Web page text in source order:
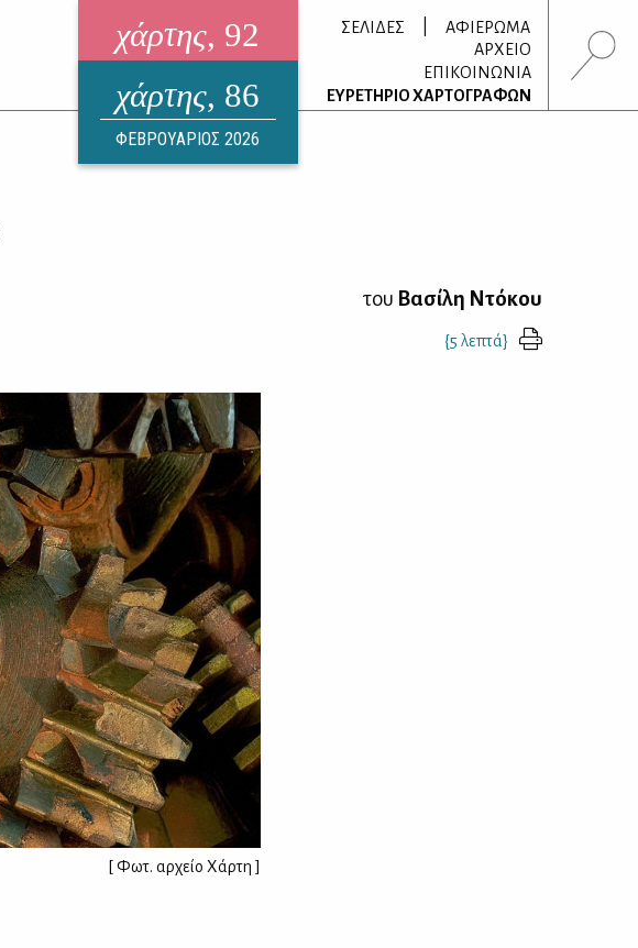
χάρτης, 92
ηλεκτρονικό περιοδικό
ΑΥΓΟΥΣΤΟΣ 2026
χάρτης, 86
ΦΕΒΡΟΥΑΡΙΟΣ 2026
ΣΕΛΙΔΕΣ
ΑΦΙΕΡΩΜΑ
ΑΡΧΕΙΟ
ΕΠΙΚΟΙΝΩΝΙΑ
ΕΥΡΕΤΗΡΙΟ ΧΑΡΤΟΓΡΑΦΩΝ
του Βασίλη Ντόκου
{5 λεπτά}
[ Φωτ. αρχείο Χάρτη ]